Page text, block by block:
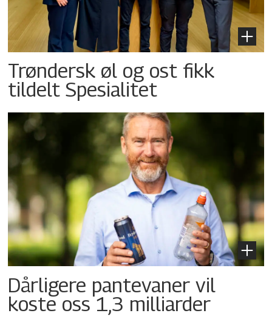
Trøndersk øl og ost fikk
tildelt Spesialitet
Dårligere pantevaner vil
koste oss 1,3 milliarder